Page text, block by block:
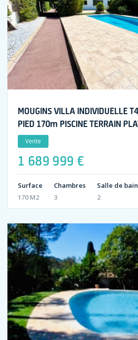
MOUGINS VILLA INDIVIDUELLE
PIED 170m PISCINE TERRAIN
Vente
1 689 999 €
Surface
170 M2
Chambres
3
Salle de bain
2